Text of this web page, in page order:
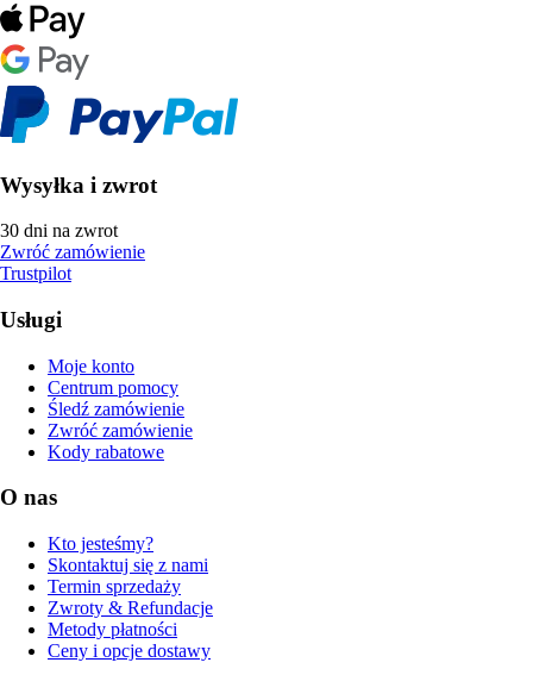
Wysyłka i zwrot
30 dni na zwrot
Zwróć zamówienie
Trustpilot
Usługi
Moje konto
Centrum pomocy
Śledź zamówienie
Zwróć zamówienie
Kody rabatowe
O nas
Kto jesteśmy?
Skontaktuj się z nami
Termin sprzedaży
Zwroty & Refundacje
Metody płatności
Ceny i opcje dostawy